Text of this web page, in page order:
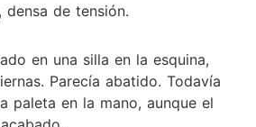
densa de tensión.
en una silla en la esquina,
Parecía abatido. Todavía
paleta en la mano, aunque el